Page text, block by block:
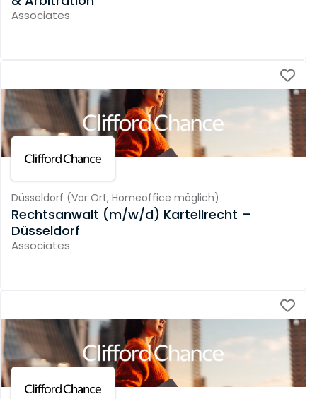
Associates
Düsseldorf (Vor Ort, Homeoffice möglich)
Rechtsanwalt (m/w/d) Kartellrecht –
Düsseldorf
Associates